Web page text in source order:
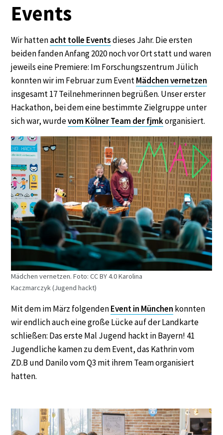
Events
Wir hattenacht tolle Eventsdieses Jahr. Die ersten
beiden fanden Anfang 2020 noch vor Ort statt und waren
jeweils eine Premiere: Im Forschungszentrum Jülich
konnten wir im Februar zum EventMädchen vernetzen
insgesamt 17 Teilnehmerinnen begrüßen. Unser erster
Hackathon, bei dem eine bestimmte Zielgruppe unter
sich war, wurdevom Kölner Team der fjmkorganisiert.
Mädchen vernetzen. Foto: CC BY 4.0 Karolina
Kaczmarczyk (Jugend hackt)
Mit dem im März folgendenEvent in München konnten
wir endlich auch eine große Lücke auf der Landkarte
schließen: Das erste Mal Jugend hackt in Bayern! 41
Jugendliche kamen zu dem Event, das Kathrin vom
ZD.B und Danilo vom Q3 mit ihrem Team organisiert
hatten.